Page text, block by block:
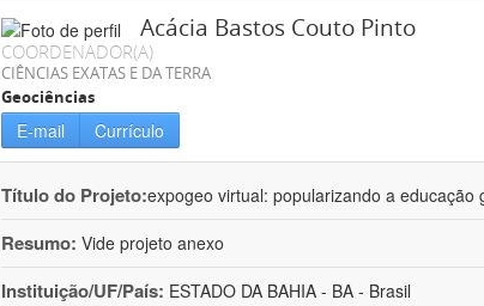
Acácia Bastos Couto Pinto
COORDENADOR(A)
CIÊNCIAS EXATAS E DA TERRA
Geociências
E-mail Currículo
Título do Projeto:expogeo virtual: popularizando a
Resumo: Vide projeto anexo
Instituição/UF/País: ESTADO DA BAHIA - BA - Brasil